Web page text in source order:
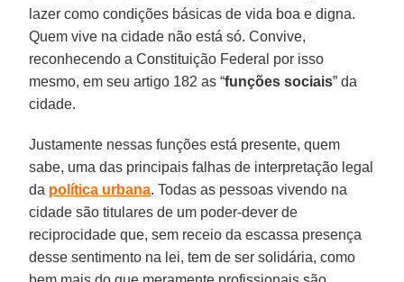
lazer como condições básicas de vida boa e digna.
Quem vive na cidade não está só. Convive,
reconhecendo a Constituição Federal por isso
mesmo, em seu artigo 182 as “funções sociais” da
cidade.
Justamente nessas funções está presente, quem
sabe, uma das principais falhas de interpretação legal
da política urbana. Todas as pessoas vivendo na
cidade são titulares de um poder-dever de
reciprocidade que, sem receio da escassa presença
desse sentimento na lei, tem de ser solidária, como